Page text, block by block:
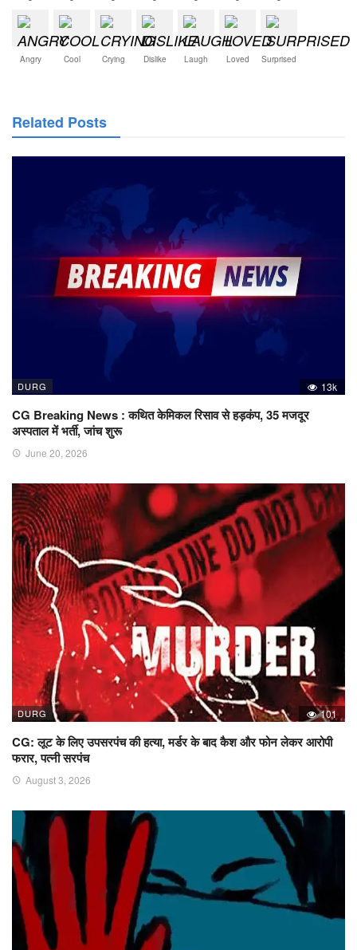
Angry Cool Crying Dislike Laugh Loved Surprised
Related Posts
DURG 13k
CG Breaking News : कथित केमिकल रिसाव से हड़कंप, 35 मजदूर
अस्पताल में भर्ती, जांच शुरू
June 20, 2026
DURG 101
CG: लूट के लिए उपसरपंच की हत्या, मर्डर के बाद कैश और फोन लेकर आरोपी
फरार, पत्नी सरपंच
August 3, 2026